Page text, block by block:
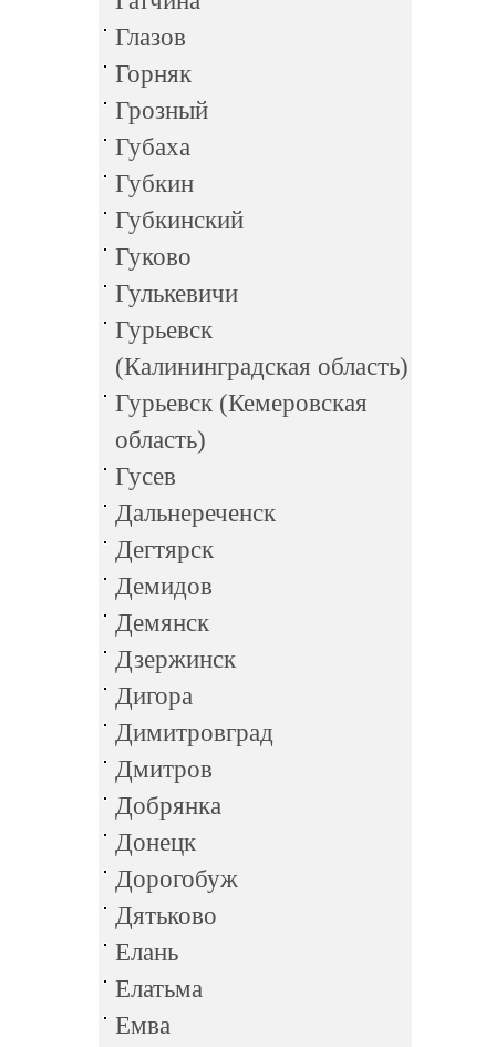
Глазов
Горняк
Грозный
Губаха
Губкин
Губкинский
Гуково
Гулькевичи
Гурьевск
(Калининградская область)
Гурьевск (Кемеровская
область)
Гусев
Дальнереченск
Дегтярск
Демидов
Демянск
Дзержинск
Дигора
Димитровград
Дмитров
Добрянка
Донецк
Дорогобуж
Дятьково
Елань
Елатьма
Емва